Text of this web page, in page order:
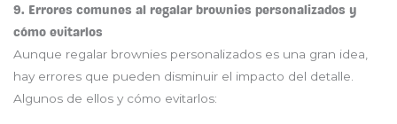
9. Errores comunes al regalar brownies personalizados y
cómo evitarlos
Aunque regalar brownies personalizados es una gran idea,
hay errores que pueden disminuir el impacto del detalle.
Algunos de ellos y cómo evitarlos: